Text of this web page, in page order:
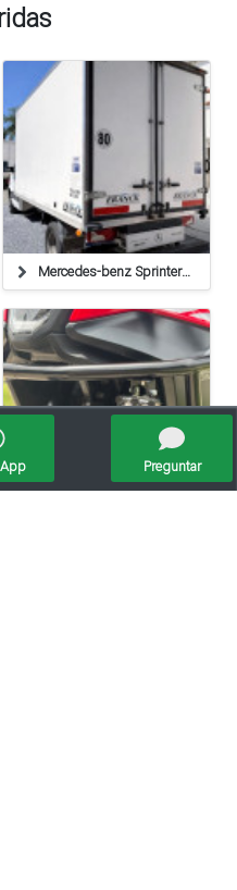
Mercedes-benz Sprinter 515
Preguntar